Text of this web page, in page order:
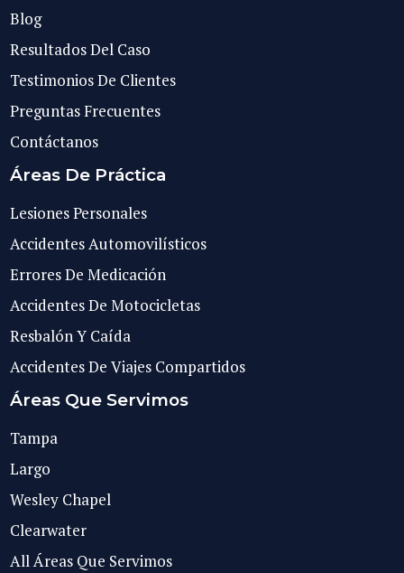
Blog
Resultados Del Caso
Testimonios De Clientes
Preguntas Frecuentes
Contáctanos
Áreas De Práctica
Lesiones Personales
Accidentes Automovilísticos
Errores De Medicación
Accidentes De Motocicletas
Resbalón Y Caída
Accidentes De Viajes Compartidos
Áreas Que Servimos
Tampa
Largo
Wesley Chapel
Clearwater
All Áreas Que Servimos